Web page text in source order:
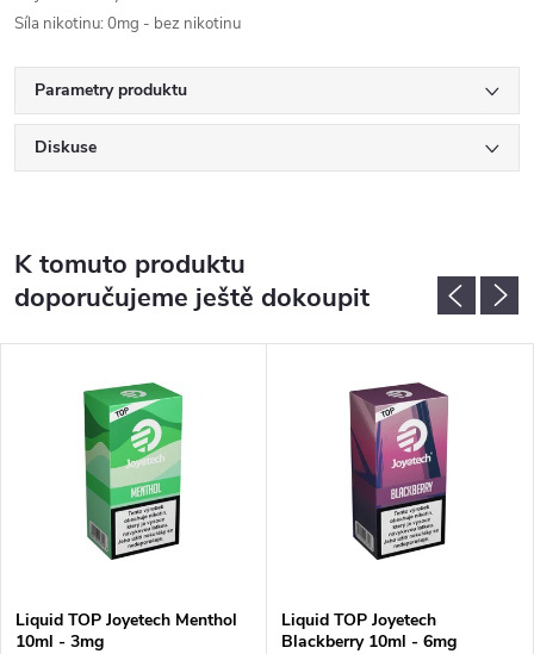
Síla nikotinu: 0mg - bez nikotinu
Parametry produktu
Diskuse
K tomuto produktu
doporučujeme ještě dokoupit
Liquid TOP Joyetech Menthol
10ml - 3mg
Liquid TOP Joyetech
Blackberry 10ml - 6mg